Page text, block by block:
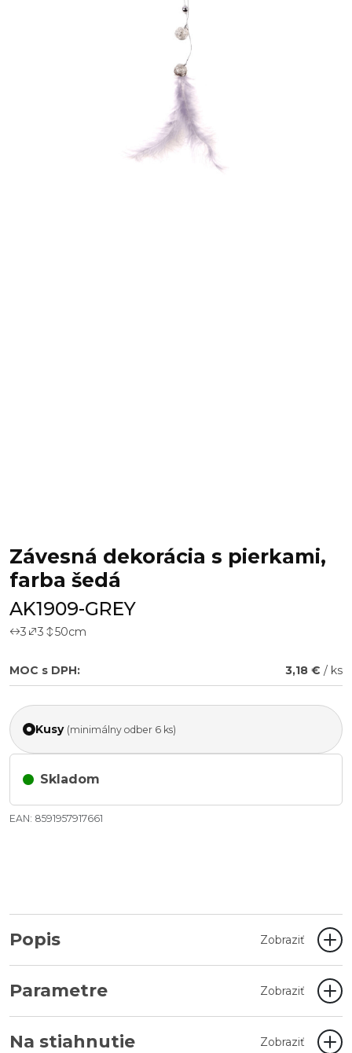
Závesná dekorácia s pierkami,
farba šedá
AK1909-GREY
3 3 50cm
MOC s DPH: 3,18 € / ks
Kusy (minimálny odber 6 ks)
Skladom
EAN: 8591957917661
Popis Zobraziť
Parametre Zobraziť
Na stiahnutie Zobraziť